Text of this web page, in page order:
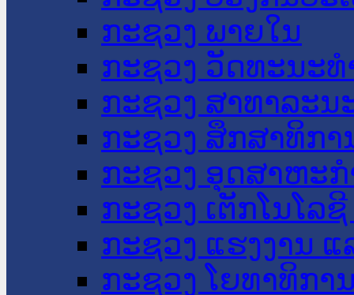
ກະຊວງ ພາຍໃນ
ກະຊວງ ວັດທະນະ
ກະຊວງ ສາທາລະນ
ກະຊວງ ສຶກສາທິກາ
ກະຊວງ ອຸດສາຫະ
ກະຊວງ ເຕັກໂນໂລ
ກະຊວງ ແຮງງານ
ກະຊວງ ໂຍທາທິກາ